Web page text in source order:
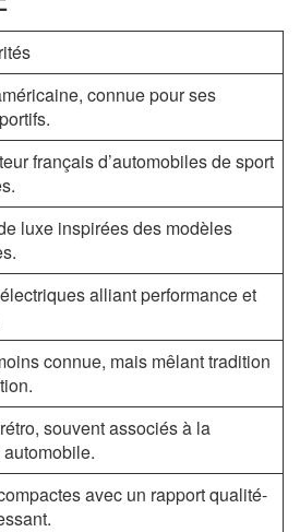
connue pour ses
français d’automobiles de sport
luxe inspirées des modèles
alliant performance et
connue, mais mêlant tradition
souvent associés à la
avec un rapport qualité-